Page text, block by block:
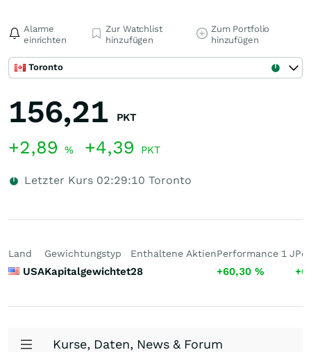
Alarme
einrichten
Zur Watchlist
hinzufügen
Zum Portfolio
hinzufügen
Toronto
156,21 PKT
+2,89 % +4,39 PKT
Letzter Kurs 02:29:10 Toronto
Land
USA
Gewichtungstyp
Kapitalgewichtet
Enthaltene Aktien
28
Performance 1 J
+60,30 %
Kurse, Daten, News & Forum